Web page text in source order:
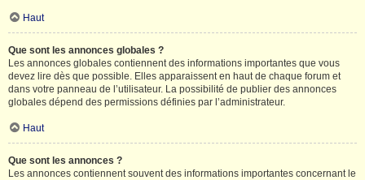
Haut
Que sont les annonces globales ?
Les annonces globales contiennent des informations importantes que vous
devez lire dès que possible. Elles apparaissent en haut de chaque forum et
dans votre panneau de l’utilisateur. La possibilité de publier des annonces
globales dépend des permissions définies par l’administrateur.
Haut
Que sont les annonces ?
Les annonces contiennent souvent des informations importantes concernant le